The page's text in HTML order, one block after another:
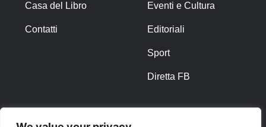
Casa del Libro
Contatti
Eventi e Cultura
Editoriali
Sport
Diretta FB